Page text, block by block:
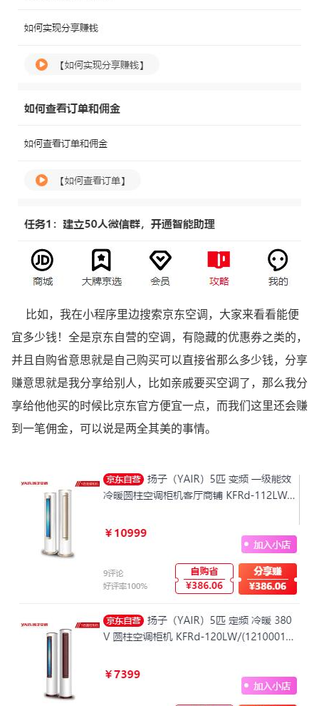
比如，我在小程序里边搜索京东空调，大家来看看能便
宜多少钱！全是京东自营的空调，有隐藏的优惠券之类的，
并且自购省意思就是自己购买可以直接省那么多少钱，分享
赚意思就是我分享给别人，比如亲戚要买空调了，那么我分
享给他他买的时候比京东官方便宜一点，而我们这里还会赚
到一笔佣金，可以说是两全其美的事情。